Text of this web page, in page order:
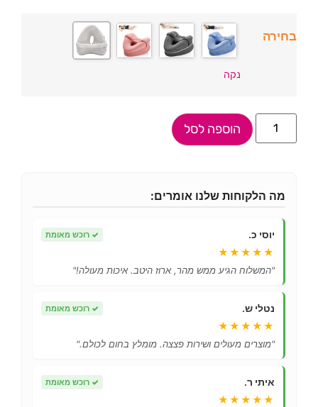
בחירה
נקה
הוספה לסל
מה הלקוחות שלנו אומרים:
יוסי כ. ✓ רוכש מאומת
★★★★★
"המשלוח הגיע ממש מהר, ארוז היטב. איכות מעולה!"
נטלי ש. ✓ רוכש מאומת
★★★★★
"מוצרים מעולים ושירות פצצה. מומלץ בחום לכולם."
איתי ר. ✓ רוכש מאומת
★★★★★